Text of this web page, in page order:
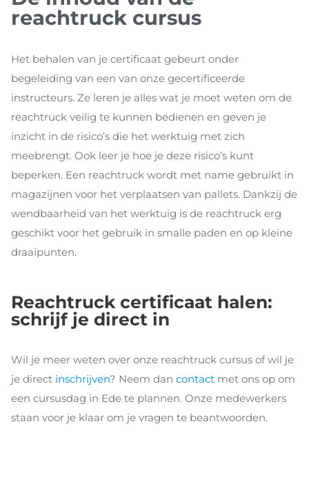
reachtruck cursus
Het behalen van je certificaat gebeurt onder
begeleiding van een van onze gecertificeerde
instructeurs. Ze leren je alles wat je moet weten om de
reachtruck veilig te kunnen bedienen en geven je
inzicht in de risico’s die het werktuig met zich
meebrengt. Ook leer je hoe je deze risico’s kunt
beperken. Een reachtruck wordt met name gebruikt in
magazijnen voor het verplaatsen van pallets. Dankzij de
wendbaarheid van het werktuig is de reachtruck erg
geschikt voor het gebruik in smalle paden en op kleine
draaipunten.
Reachtruck certificaat halen:
schrijf je direct in
Wil je meer weten over onze reachtruck cursus of wil je
je direct inschrijven? Neem dan contact met ons op om
een cursusdag in Ede te plannen. Onze medewerkers
staan voor je klaar om je vragen te beantwoorden.